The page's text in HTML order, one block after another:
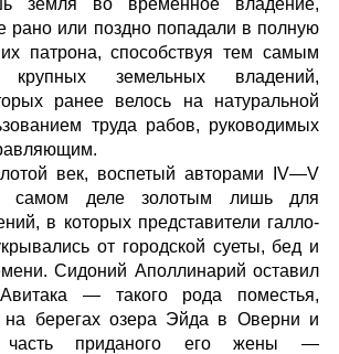
земля во временное владение,
рано или поздно попадали в полную
патрона, способствуя тем самым
крупных земельных владений,
ранее велось на натуральной
труда рабов, руководимых
век, воспетый авторами IV—V
самом деле золотым лишь для
в которых представители галло-
от городской суеты, бед и
Сидоний Аполлинарий оставил
— такого рода поместья,
на берегах озера Эйда в Оверни и
часть приданого его жены —